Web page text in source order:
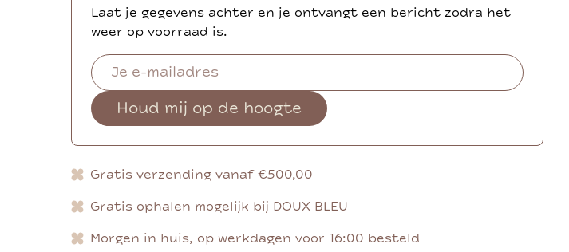
Laat je gegevens achter en je ontvangt een bericht zodra het
weer op voorraad is.
Houd mij op de hoogte
Gratis verzending vanaf €500,00
Gratis ophalen mogelijk bij DOUX BLEU
Morgen in huis, op werkdagen voor 16:00 besteld